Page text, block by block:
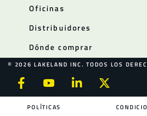
Oficinas
Distribuidores
Dónde comprar
© 2026 LAKELAND INC. TODOS LOS
POLÍTICAS